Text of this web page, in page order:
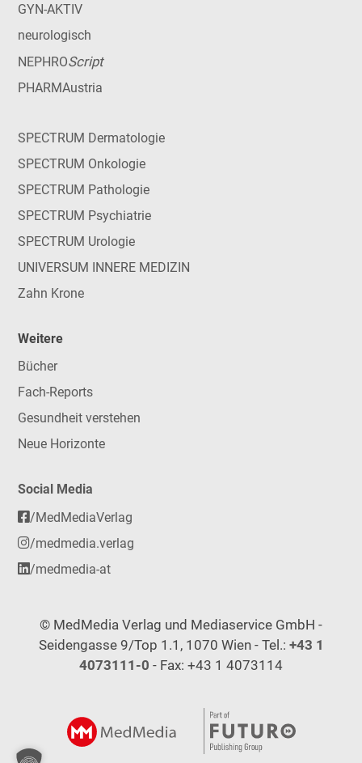
GYN-AKTIV
neurologisch
NEPHROScript
PHARMAustria
SPECTRUM Dermatologie
SPECTRUM Onkologie
SPECTRUM Pathologie
SPECTRUM Psychiatrie
SPECTRUM Urologie
UNIVERSUM INNERE MEDIZIN
Zahn Krone
Weitere
Bücher
Fach-Reports
Gesundheit verstehen
Neue Horizonte
Social Media
/MedMediaVerlag
/medmedia.verlag
/medmedia-at
© MedMedia Verlag und Mediaservice GmbH -
Seidengasse 9/Top 1.1, 1070 Wien - Tel.: +43 1
4073111-0 - Fax: +43 1 4073114